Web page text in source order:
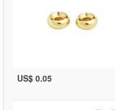
US$ 0.05